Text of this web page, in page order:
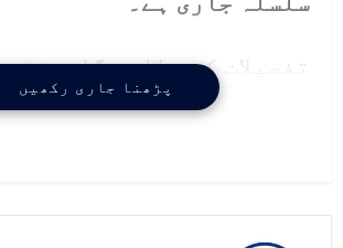
تفصیلات کے مطابق گارمنٹس
کے بعد ایک اورادارے کے
فیصلوں کوماننے سے
پڑھنا جاری رکھیں